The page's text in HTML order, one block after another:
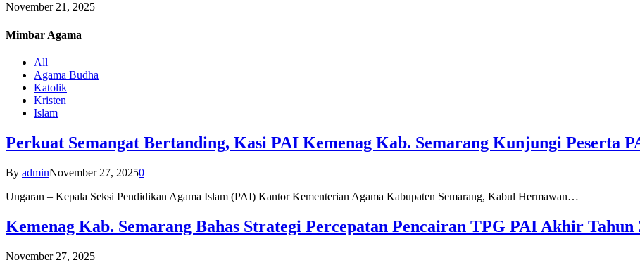
November 21, 2025
Mimbar Agama
All
Agama Budha
Katolik
Kristen
Islam
Perkuat Semangat Bertanding, Kasi PAI Kemenag Kab. Semarang Kunjungi Peserta
By adminNovember 27, 20250
Ungaran – Kepala Seksi Pendidikan Agama Islam (PAI) Kantor Kementerian Agama Kabupaten Semarang, Kabul Hermawan…
Kemenag Kab. Semarang Bahas Strategi Percepatan Pencairan TPG PAI Akhir Tahun
November 27, 2025